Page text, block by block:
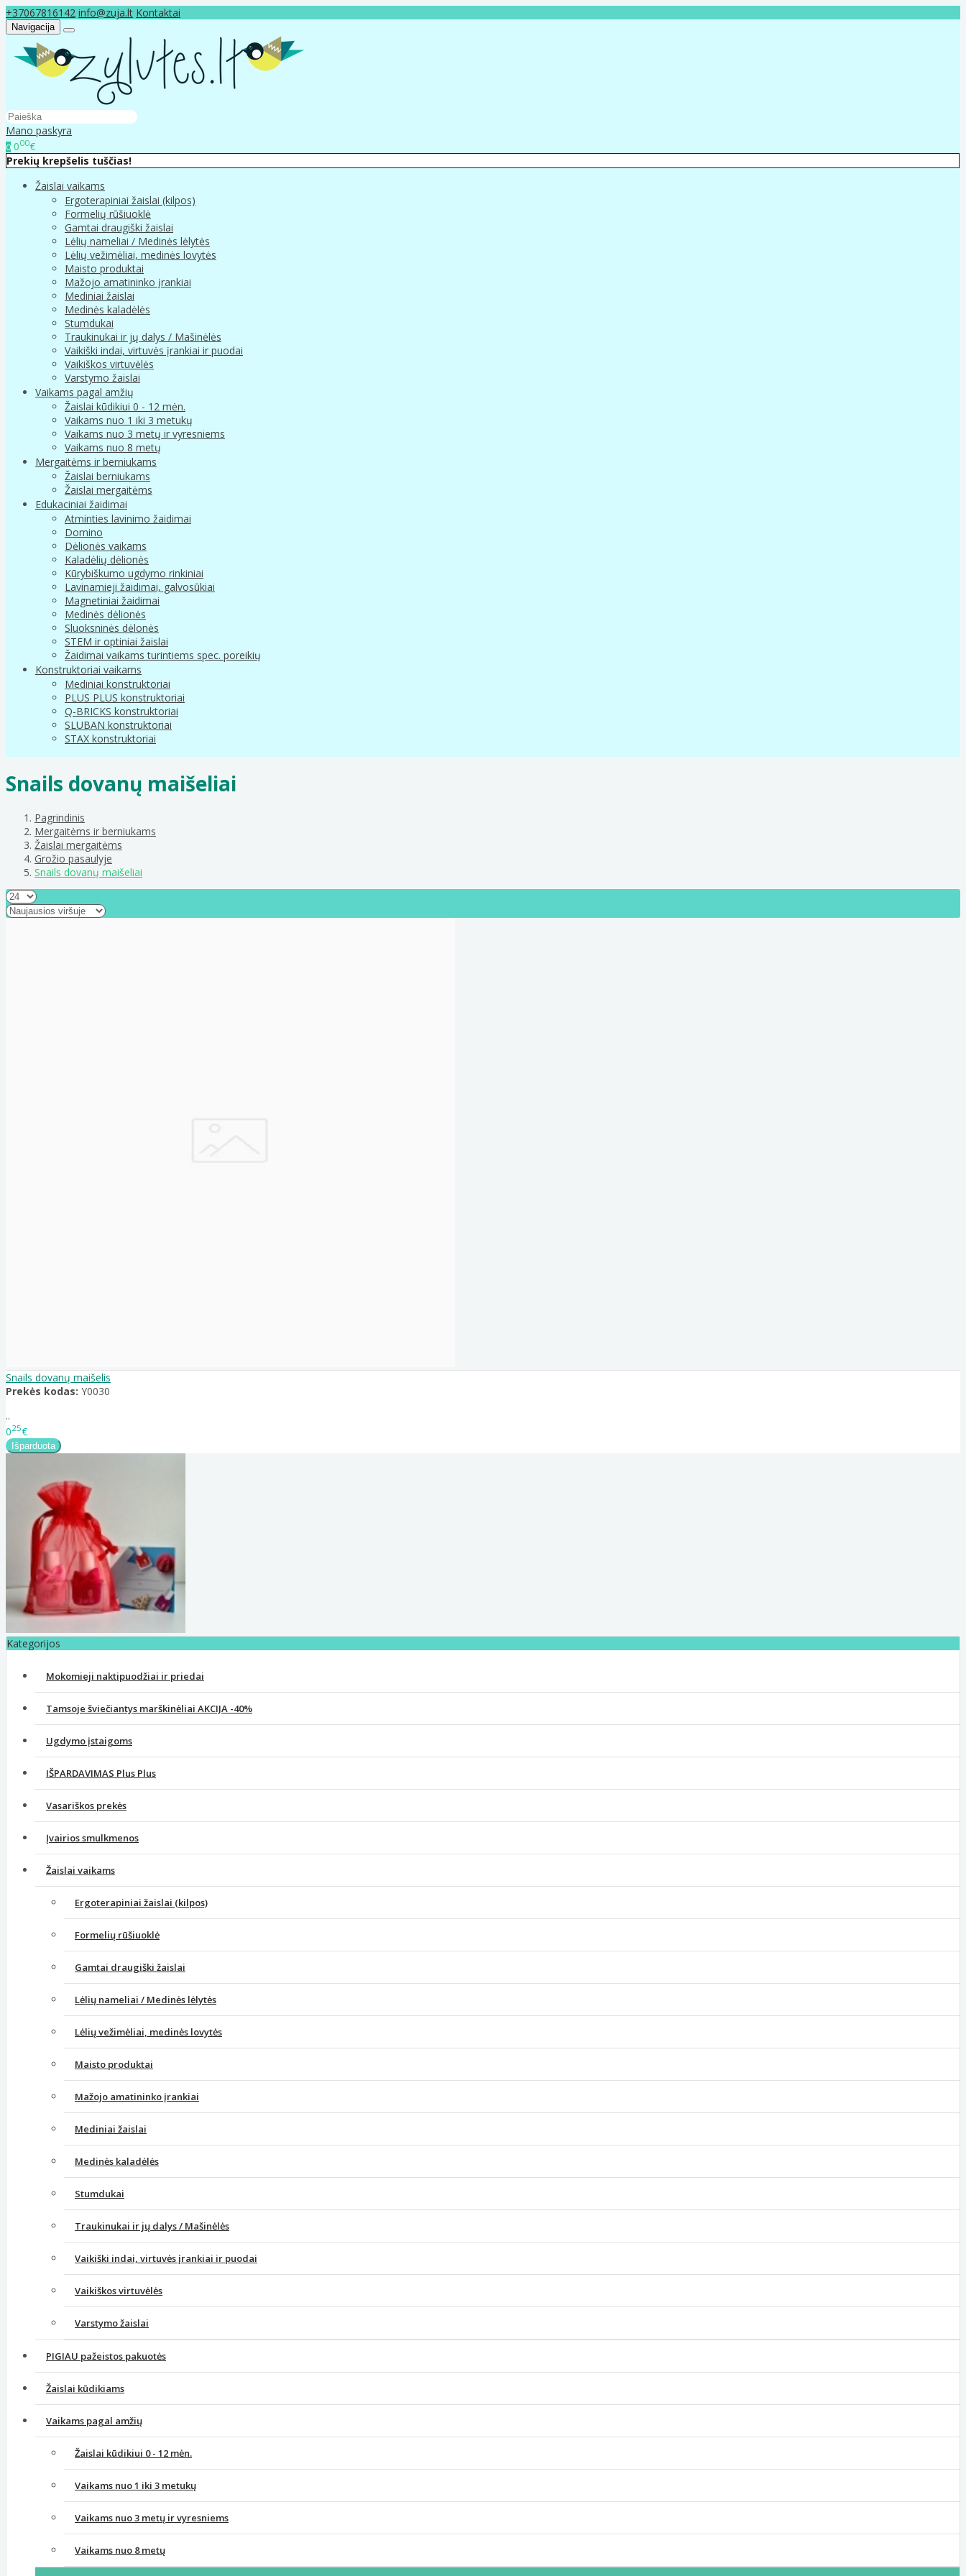
+37067816142 info@zuja.lt Kontaktai
Navigacija
Mano paskyra
0 000€
Prekių krepšelis tuščias!
Žaislai vaikams
Ergoterapiniai žaislai (kilpos)
Formelių rūšiuoklė
Gamtai draugiški žaislai
Lėlių nameliai / Medinės lėlytės
Lėlių vežimėliai, medinės lovytės
Maisto produktai
Mažojo amatininko įrankiai
Mediniai žaislai
Medinės kaladėlės
Stumdukai
Traukinukai ir jų dalys / Mašinėlės
Vaikiški indai, virtuvės įrankiai ir puodai
Vaikiškos virtuvėlės
Varstymo žaislai
Vaikams pagal amžių
Žaislai kūdikiui 0 - 12 mėn.
Vaikams nuo 1 iki 3 metukų
Vaikams nuo 3 metų ir vyresniems
Vaikams nuo 8 metų
Mergaitėms ir berniukams
Žaislai berniukams
Žaislai mergaitėms
Edukaciniai žaidimai
Atminties lavinimo žaidimai
Domino
Dėlionės vaikams
Kaladėlių dėlionės
Kūrybiškumo ugdymo rinkiniai
Lavinamieji žaidimai, galvosūkiai
Magnetiniai žaidimai
Medinės dėlionės
Sluoksninės dėlonės
STEM ir optiniai žaislai
Žaidimai vaikams turintiems spec. poreikių
Konstruktoriai vaikams
Mediniai konstruktoriai
PLUS PLUS konstruktoriai
Q-BRICKS konstruktoriai
SLUBAN konstruktoriai
STAX konstruktoriai
Snails dovanų maišeliai
Pagrindinis
Mergaitėms ir berniukams
Žaislai mergaitėms
Grožio pasaulyje
Snails dovanų maišeliai
Snails dovanų maišelis
Prekės kodas: Y0030
..
025€
Kategorijos
Mokomieji naktipuodžiai ir priedai
Tamsoje šviečiantys marškinėliai AKCIJA -40%
Ugdymo įstaigoms
IŠPARDAVIMAS Plus Plus
Vasariškos prekės
Įvairios smulkmenos
Žaislai vaikams
Ergoterapiniai žaislai (kilpos)
Formelių rūšiuoklė
Gamtai draugiški žaislai
Lėlių nameliai / Medinės lėlytės
Lėlių vežimėliai, medinės lovytės
Maisto produktai
Mažojo amatininko įrankiai
Mediniai žaislai
Medinės kaladėlės
Stumdukai
Traukinukai ir jų dalys / Mašinėlės
Vaikiški indai, virtuvės įrankiai ir puodai
Vaikiškos virtuvėlės
Varstymo žaislai
PIGIAU pažeistos pakuotės
Žaislai kūdikiams
Vaikams pagal amžių
Žaislai kūdikiui 0 - 12 mėn.
Vaikams nuo 1 iki 3 metukų
Vaikams nuo 3 metų ir vyresniems
Vaikams nuo 8 metų